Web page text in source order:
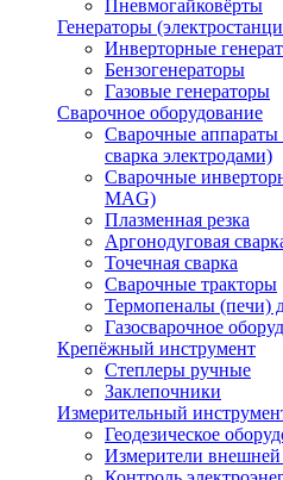
Пневмогайковёрты
Генераторы
Инверторные
Бензогенераторы
Газовые генераторы
Сварочное оборудование
Сварочные
сварка электродами)
Сварочные
MAG)
Плазменная резка
Аргонодуговая
Точечная сварка
Сварочные тракторы
Термопеналы (печи)
Газосварочное
Крепёжный инструмент
Степлеры ручные
Заклепочники
Измерительный
Геодезическое
Измерители